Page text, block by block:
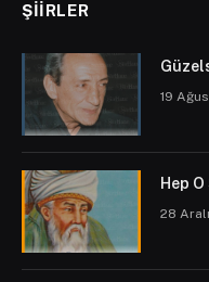
ŞIIRLER
19
Hep
28